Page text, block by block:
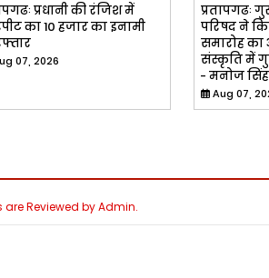
प्रधानी की रंजिश में
का 10 हजार का इनामी
07, 2026
प्रतापगढः
परिषद ने
समारोह
संस्कृति में
- मनोज सिंह
Aug 07,
are Reviewed by Admin.